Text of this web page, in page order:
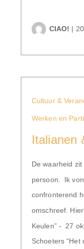
CIAO! |
Cultuur &
Werken en
Italianen
De waarheid
persoon. Ik
confronterend
omschreef.
Keulen” - 27
Schoeters